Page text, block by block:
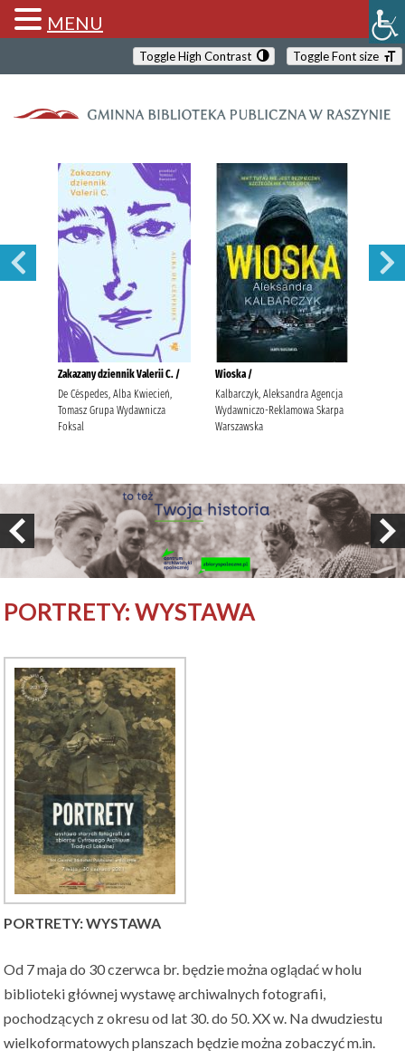
Toggle High Contrast Toggle Font size
PORTRETY: WYSTAWA
PORTRETY: WYSTAWA
Od 7 maja do 30 czerwca br. będzie można oglądać w holu
biblioteki głównej wystawę archiwalnych fotografii,
pochodzących z okresu od lat 30. do 50. XX w. Na dwudziestu
wielkoformatowych planszach będzie można zobaczyć m.in.
MENU